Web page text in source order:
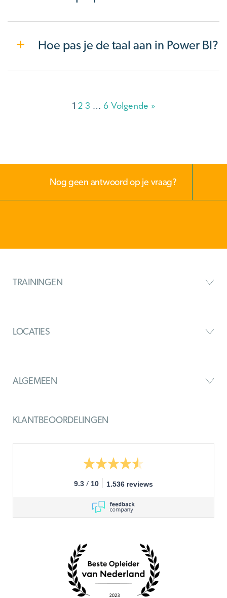
Hoe pas je de taal aan in Power BI?
1 2 3 … 6 Volgende »
Nog geen antwoord op je vraag?
TRAININGEN
LOCATIES
ALGEMEEN
KLANTBEOORDELINGEN
9.3 / 10 1.536 reviews